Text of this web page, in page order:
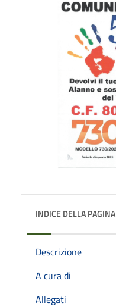
INDICE DELLA PAGINA
Descrizione
A cura di
Allegati